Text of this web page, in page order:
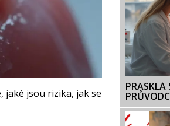
jaké jsou rizika, jak se
PRASKLÁ